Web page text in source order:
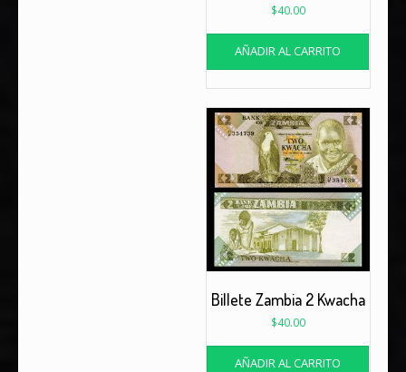
$40.00
AÑADIR AL CARRITO
Billete Zambia 2 Kwacha
$40.00
AÑADIR AL CARRITO